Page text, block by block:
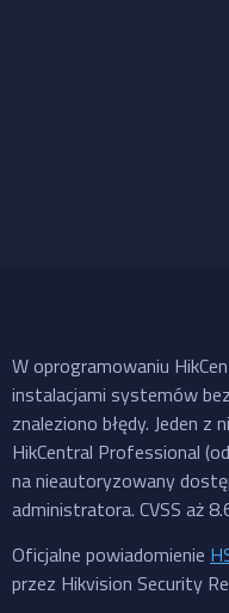
W oprogramowaniu
instalacjami systemów
znaleziono błędy. Jeden
HikCentral Professional
na nieautoryzowany
administratora. CVSS aż
Oficjalne powiadomienie
przez Hikvision Security